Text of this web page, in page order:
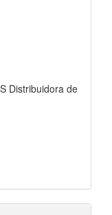
Distribuidora de